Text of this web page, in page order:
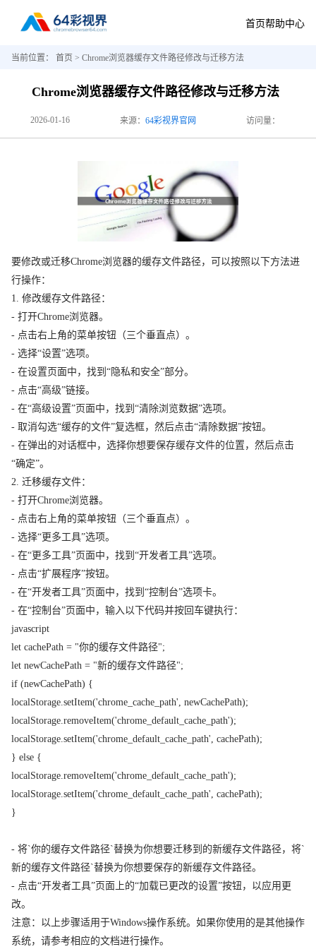
首页帮助中心
当前位置： 首页 > Chrome浏览器缓存文件路径修改与迁移方法
Chrome浏览器缓存文件路径修改与迁移方法
2026-01-16 来源： 64彩视界官网 访问量：
要修改或迁移Chrome浏览器的缓存文件路径，可以按照以下方法进
行操作：
1. 修改缓存文件路径：
- 打开Chrome浏览器。
- 点击右上角的菜单按钮（三个垂直点）。
- 选择“设置”选项。
- 在设置页面中，找到“隐私和安全”部分。
- 点击“高级”链接。
- 在“高级设置”页面中，找到“清除浏览数据”选项。
- 取消勾选“缓存的文件”复选框，然后点击“清除数据”按钮。
- 在弹出的对话框中，选择你想要保存缓存文件的位置，然后点击
“确定”。
2. 迁移缓存文件：
- 打开Chrome浏览器。
- 点击右上角的菜单按钮（三个垂直点）。
- 选择“更多工具”选项。
- 在“更多工具”页面中，找到“开发者工具”选项。
- 点击“扩展程序”按钮。
- 在“开发者工具”页面中，找到“控制台”选项卡。
- 在“控制台”页面中，输入以下代码并按回车键执行：
javascript
let cachePath = "你的缓存文件路径";
let newCachePath = "新的缓存文件路径";
if (newCachePath) {
localStorage.setItem('chrome_cache_path', newCachePath);
localStorage.removeItem('chrome_default_cache_path');
localStorage.setItem('chrome_default_cache_path', cachePath);
} else {
localStorage.removeItem('chrome_default_cache_path');
localStorage.setItem('chrome_default_cache_path', cachePath);
}
- 将`你的缓存文件路径`替换为你想要迁移到的新缓存文件路径，将`
新的缓存文件路径`替换为你想要保存的新缓存文件路径。
- 点击“开发者工具”页面上的“加载已更改的设置”按钮，以应用更
改。
注意：以上步骤适用于Windows操作系统。如果你使用的是其他操作
系统，请参考相应的文档进行操作。